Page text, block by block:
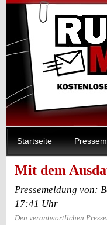
Startseite
Mit dem
Pressemeldung von:
17:41 Uhr
Den verantwortlichen